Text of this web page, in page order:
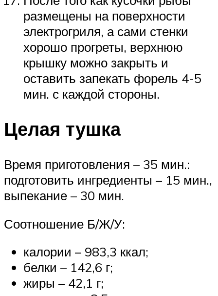
размещены на поверхности
электрогриля, а сами стенки
хорошо прогреты, верхнюю
крышку можно закрыть и
оставить запекать форель 4-5
мин. с каждой стороны.
Целая тушка
Время приготовления – 35 мин.:
подготовить ингредиенты – 15 мин.,
выпекание – 30 мин.
Соотношение Б/Ж/У:
калории – 983,3 ккал;
белки – 142,6 г;
жиры – 42,1 г;